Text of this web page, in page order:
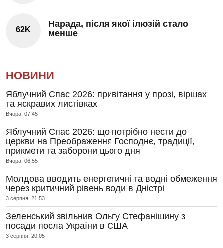
62K
Нарада, після якої ілюзій стало
менше
НОВИНИ
Яблучний Спас 2026: привітання у прозі, віршах
та яскравих листівках
Вчора, 07:45
Яблучний Спас 2026: що потрібно нести до
церкви на Преображення Господнє, традиції,
прикмети та заборони цього дня
Вчора, 06:55
Молдова вводить енергетичні та водні обмеження
через критичний рівень води в Дністрі
3 серпня, 21:53
Зеленський звільнив Ольгу Стефанішину з
посади посла України в США
3 серпня, 20:05